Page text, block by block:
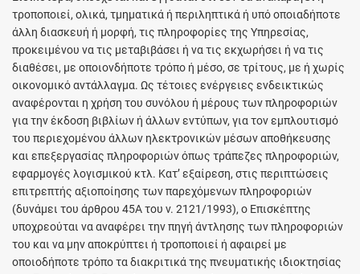
τροποποιεί, ολικά, τμηματικά ή περιληπτικά ή υπό οποιαδήποτε
άλλη διασκευή ή μορφή, τις πληροφορίες της Υπηρεσίας,
προκειμένου να τις μεταβιβάσει ή να τις εκχωρήσει ή να τις
διαθέσει, με οποιονδήποτε τρόπο ή μέσο, σε τρίτους, με ή χωρίς
οικονομικό αντάλλαγμα. Ως τέτοιες ενέργειες ενδεικτικώς
αναφέρονται η χρήση του συνόλου ή μέρους των πληροφοριών
για την έκδοση βιβλίων ή άλλων εντύπων, για τον εμπλουτισμό
του περιεχομένου άλλων ηλεκτρονικών μέσων αποθήκευσης
και επεξεργασίας πληροφοριών όπως τράπεζες πληροφοριών,
εφαρμογές λογισμικού κτλ. Κατ’ εξαίρεση, στις περιπτώσεις
επιτρεπτής αξιοποίησης των παρεχόμενων πληροφοριών
(δυνάμει του άρθρου 45Α του ν. 2121/1993), ο Επισκέπτης
υποχρεούται να αναφέρει την πηγή άντλησης των πληροφοριών
του και να μην αποκρύπτει ή τροποποιεί ή αφαιρεί με
οποιοδήποτε τρόπο τα διακριτικά της πνευματικής ιδιοκτησίας